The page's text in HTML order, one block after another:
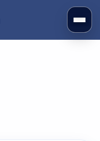
Buka